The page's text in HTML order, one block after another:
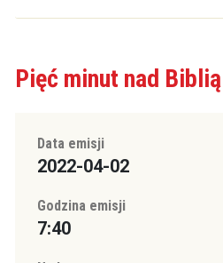
Pięć minut nad Biblią
Data emisji
2022-04-02
Godzina emisji
7:40